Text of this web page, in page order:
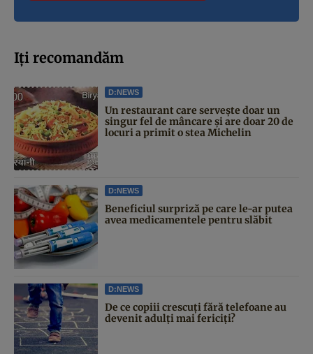
Iți recomandăm
D:NEWS
Un restaurant care servește doar un
singur fel de mâncare și are doar 20 de
locuri a primit o stea Michelin
D:NEWS
Beneficiul surpriză pe care le-ar putea
avea medicamentele pentru slăbit
D:NEWS
De ce copiii crescuți fără telefoane au
devenit adulți mai fericiți?